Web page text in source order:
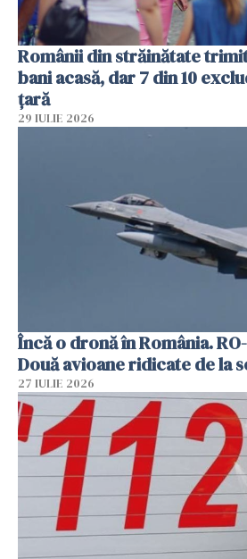
Românii din străinătate
bani acasă, dar 7 din 10
țară
29 IULIE 2026
Încă o dronă în România.
Două avioane ridicate de la
27 IULIE 2026